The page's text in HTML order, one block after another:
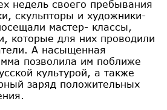
недель своего пребывания
скульпторы и художники-
мастер- классы,
которые для них проводили
А насыщенная
позволила им поближе
культурой, а также
заряд положительных